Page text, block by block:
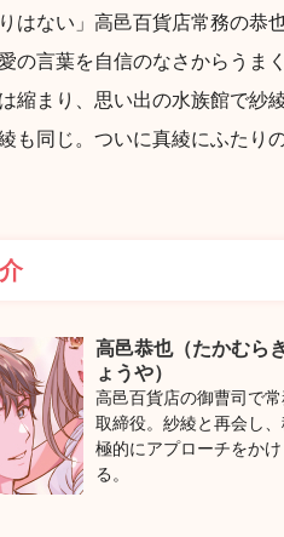
はない」高邑百貨店常務の恭
の言葉を自信のなさからうま
縮まり、思い出の水族館で紗
も同じ。ついに真綾にふたり
高邑恭也（たかむら
ょうや）
高邑百貨店の御曹司で常
取締役。紗綾と再会し
極的にアプローチをかけ
る。